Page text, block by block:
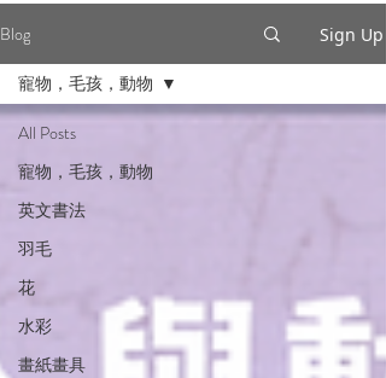
Blog Sign Up
All Posts
寵物，毛孩，動物
英文書法
羽毛
花
水彩
畫紙畫具
寵物，毛孩，動物